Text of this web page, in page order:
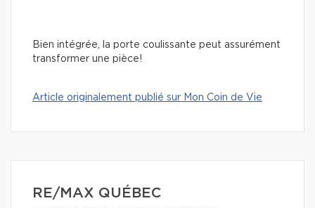
Bien intégrée, la porte coulissante peut assurément
transformer une pièce!
Article originalement publié sur Mon Coin de Vie
RE/MAX QUÉBEC